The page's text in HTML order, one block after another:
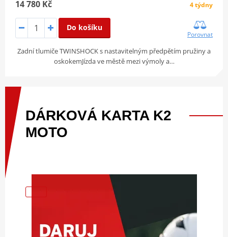
14 780 Kč 4 týdny
Do košíku
Porovnat
Zadní tlumiče TWINSHOCK s nastavitelným předpětím pružiny a
oskokemJízda ve městě mezi výmoly a…
DÁRKOVÁ KARTA K2
MOTO